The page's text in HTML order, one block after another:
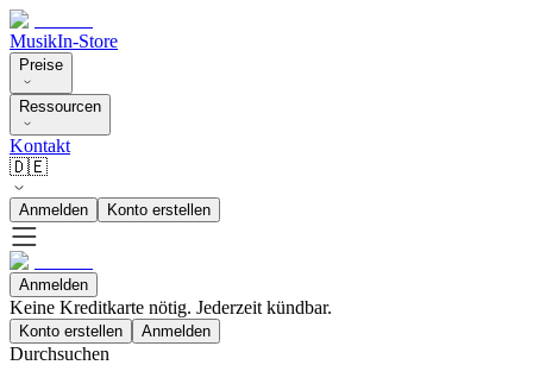
MusikIn-Store
Preise
Ressourcen
Kontakt
🇩🇪
Anmelden Konto erstellen
Anmelden
Keine Kreditkarte nötig. Jederzeit kündbar.
Konto erstellen Anmelden
Durchsuchen